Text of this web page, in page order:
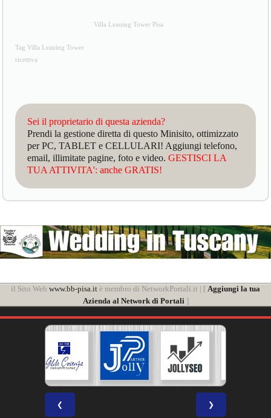
Villa Leaning Tower Pisa
Tag Villa Leaning Tower
ricettiva
Sei il proprietario di questa azienda?
Prendi la gestione diretta di questo Minisito, ottimizzato
per PC, TABLET e CELLULARI! Aggiungi telefono,
email, illimitate pagine, foto e video.GESTISCI LA
TUA ATTIVITA': anche GRATIS!
il Sito Web www.bb-pisa.it è membro di NetworkPortali.it | [ Aggiungi la tua
Azienda al Network di Portali]
❮ ❯